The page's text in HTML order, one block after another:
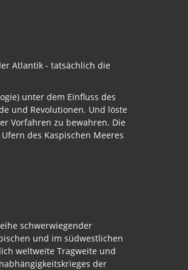
Atlantik - tatsächlich die
unter dem Einfluss des
und Revolutionen. Und löste
Vorfahren zu bewahren. Die
des Kaspischen Meeres
schwerwiegender
und im südwestlichen
weltweite Tragweite und
der